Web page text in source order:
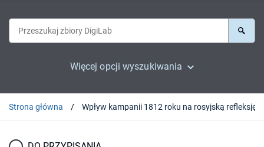
Więcej opcji wyszukiwania
Strona główna